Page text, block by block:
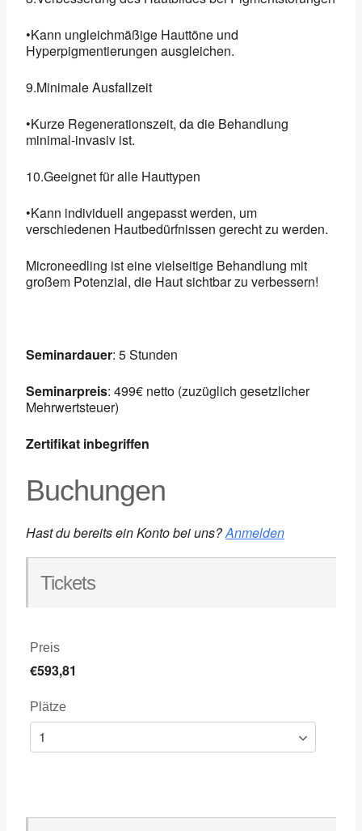
•Kann ungleichmäßige Hauttöne und
Hyperpigmentierungen ausgleichen.
9.Minimale Ausfallzeit
•Kurze Regenerationszeit, da die Behandlung
minimal-invasiv ist.
10.Geeignet für alle Hauttypen
•Kann individuell angepasst werden, um
verschiedenen Hautbedürfnissen gerecht zu werden.
Microneedling ist eine vielseitige Behandlung mit
großem Potenzial, die Haut sichtbar zu verbessern!
Seminardauer: 5 Stunden
Seminarpreis: 499€ netto (zuzüglich gesetzlicher
Mehrwertsteuer)
Zertifikat inbegriffen
Buchungen
Hast du bereits ein Konto bei uns?Anmelden
Tickets
Preis
€593,81
Plätze